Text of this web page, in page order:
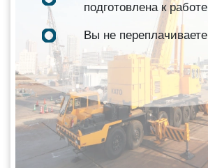
подготовлена к работе
Вы не переплачиваете